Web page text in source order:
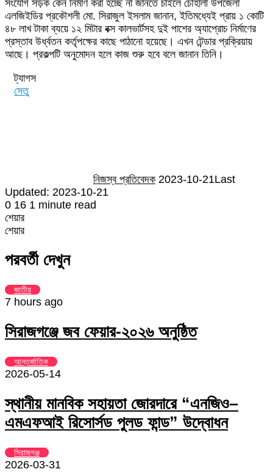
সংযোগ সড়ক কেন নির্মাণ করা হচ্ছে না জানতে চাইলে চৌহালী উপজেলা
এলজিইডির প্রকৌশলী মো. সিরাজুল ইসলাম জানান, ইতিমধ্যেই প্রায় ১ কোটি
৪৮ লাখ টাকা ব্যয়ে ১২ মিটার বক্স কালভার্টসহ দুই পাশের অ্যাপ্রোচ নির্মাণের
প্রস্তাব উর্ধ্বতন কর্তৃপক্ষের কাছে পাঠানো হয়েছে। এখন টেন্ডার প্রক্রিয়ায়
আছে। প্রকল্পটি অনুমোদন হলে কাজ শুরু হবে বলে জানান তিনি।
ট্যাগস
সেতু
নিজস্ব প্রতিবেদক 2023-10-21Last
Updated: 2023-10-21
0 16 1 minute read
শেয়ার
Facebook
Twitter
LinkedIn
Skype
Messenger
Messenger
WhatsApp
Telegram
Share
Email
প্রিন্ট
শেয়ার
via
Email
পরবর্তী দেখুন
জাতীয়
7 hours ago
সিরাজগঞ্জে জব ফেয়ার-২০২৬ অনুষ্ঠিত
আন্তর্জাতিক
2026-05-14
স্থানীয় মানবিক সহায়তা জোরদারে “এনজিও–
এমএফআই রিসোর্সড পুলড ফান্ড” উদ্বোধন
সিরাজগঞ্জ
2026-03-31